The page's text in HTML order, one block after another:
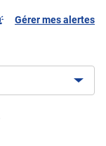
Gérer mes alertes